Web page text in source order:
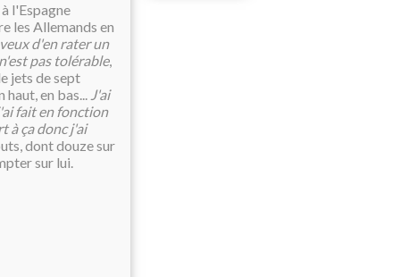
l'Espagne
les Allemands en
d'en rater un
pas tolérable,
jets de sept
en bas... J'ai
fait en fonction
à ça donc j'ai
dont douze sur
sur lui.